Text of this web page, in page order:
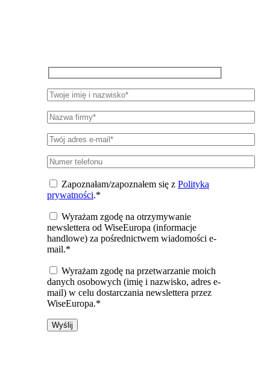
Zapoznałam/zapoznałem się z Polityką
prywatności.*
Wyrażam zgodę na otrzymywanie
newslettera od WiseEuropa (informacje
handlowe) za pośrednictwem wiadomości e-
mail.*
Wyrażam zgodę na przetwarzanie moich
danych osobowych (imię i nazwisko, adres e-
mail) w celu dostarczania newslettera przez
WiseEuropa.*